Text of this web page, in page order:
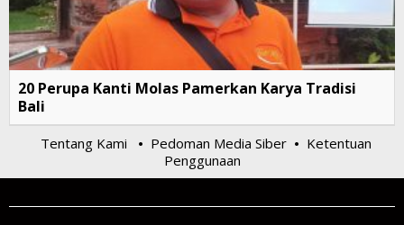
20 Perupa Kanti Molas Pamerkan Karya Tradisi
Bali
Tentang Kami • Pedoman Media Siber• Ketentuan
Penggunaan